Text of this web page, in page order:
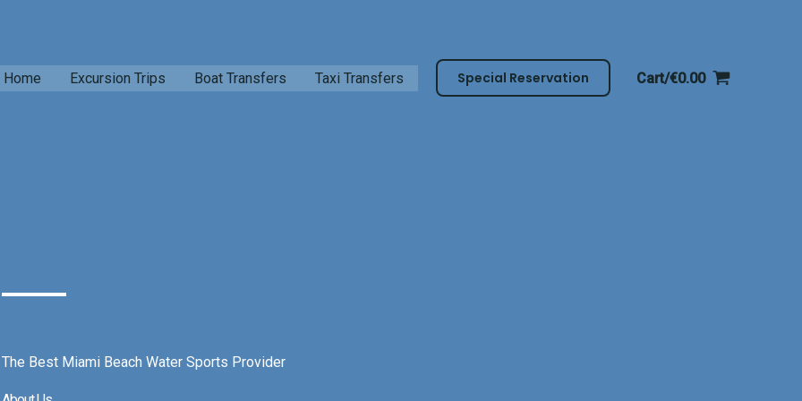
Home
Excursion Trips Boat Transfers Taxi Transfers Special Reservation Cart/€0.00
The Best Miami Beach Water Sports Provider